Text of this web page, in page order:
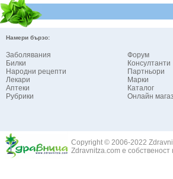
Намери бързо:
Заболявания
Билки
Народни рецепти
Лекари
Аптеки
Рубрики
Форум
Консултанти
Партньори
Марки
Каталог
Онлайн
Copyright © 2006-2022
Zdravnitza.com е